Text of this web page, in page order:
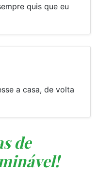
quis que eu
a casa, de volta
de